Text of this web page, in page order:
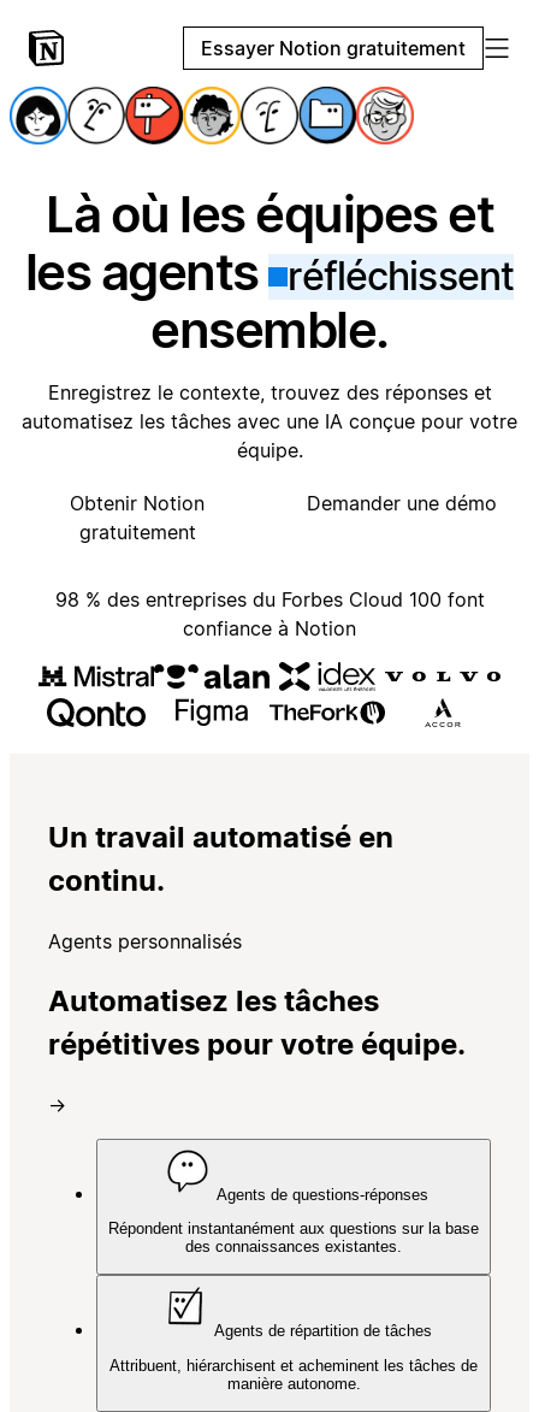
Essayer Notion gratuitement
Là où les équipes et
les agents réfléchissent
ensemble.
Enregistrez le contexte, trouvez des réponses et
automatisez les tâches avec une IA conçue pour votre
équipe.
Obtenir Notion
gratuitement
Demander une démo
98 % des entreprises du Forbes Cloud 100 font
confiance à Notion
Un travail automatisé en
continu.
Agents personnalisés
Automatisez les tâches
répétitives pour votre équipe.
→
Agents de questions-réponses
Répondent instantanément aux questions sur la base
des connaissances existantes.
Agents de répartition de tâches
Attribuent, hiérarchisent et acheminent les tâches de
manière autonome.